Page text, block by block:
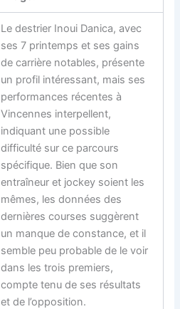
Le destrier Inoui Danica, avec
ses 7 printemps et ses gains
de carrière notables, présente
un profil intéressant, mais ses
performances récentes à
Vincennes interpellent,
indiquant une possible
difficulté sur ce parcours
spécifique. Bien que son
entraîneur et jockey soient les
mêmes, les données des
dernières courses suggèrent
un manque de constance, et il
semble peu probable de le voir
dans les trois premiers,
compte tenu de ses résultats
et de l’opposition.